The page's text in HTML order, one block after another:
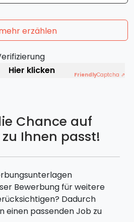
erzählen
Hier klicken
FriendlyCaptcha ⇗
Chance auf
Ihnen passt!
Bewerbung für weitere
Dadurch
einen passenden Job zu